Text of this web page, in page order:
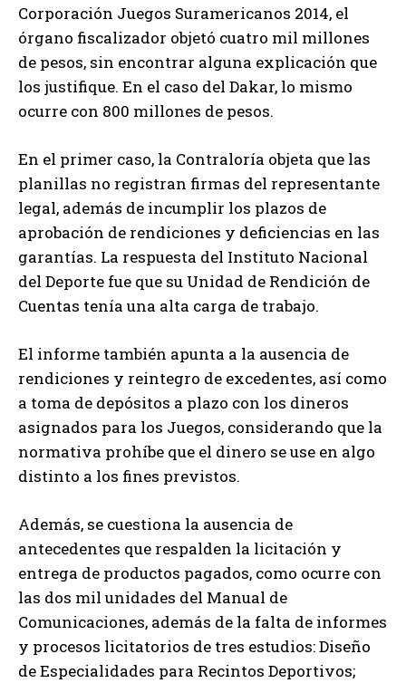
Corporación Juegos Suramericanos 2014, el
órgano fiscalizador objetó cuatro mil millones
de pesos, sin encontrar alguna explicación que
los justifique. En el caso del Dakar, lo mismo
ocurre con 800 millones de pesos.
En el primer caso, la Contraloría objeta que las
planillas no registran firmas del representante
legal, además de incumplir los plazos de
aprobación de rendiciones y deficiencias en las
garantías. La respuesta del Instituto Nacional
del Deporte fue que su Unidad de Rendición de
Cuentas tenía una alta carga de trabajo.
El informe también apunta a la ausencia de
rendiciones y reintegro de excedentes, así como
a toma de depósitos a plazo con los dineros
asignados para los Juegos, considerando que la
normativa prohíbe que el dinero se use en algo
distinto a los fines previstos.
Además, se cuestiona la ausencia de
antecedentes que respalden la licitación y
entrega de productos pagados, como ocurre con
las dos mil unidades del Manual de
Comunicaciones, además de la falta de informes
y procesos licitatorios de tres estudios: Diseño
de Especialidades para Recintos Deportivos;